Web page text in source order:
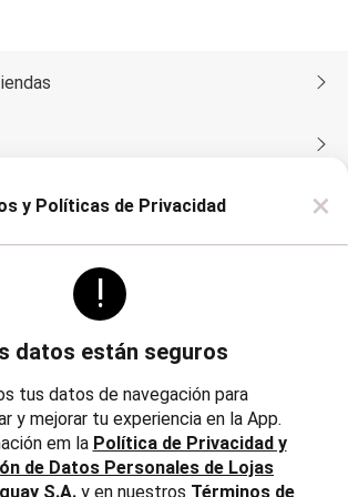
WhatsApp
de Cambios y Devoluciones
y Políticas de Privacidad ×
!
datos están seguros
tus datos de navegación para
y mejorar tu experiencia en la App.
em la Política de Privacidad y
de Datos Personales de Lojas
S.A.y en nuestros Términos de